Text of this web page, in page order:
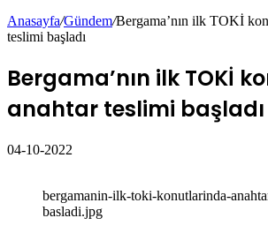
Anasayfa/Gündem/Bergama’nın ilk TOKİ
teslimi başladı
Bergama’nın ilk TOKİ
anahtar teslimi başladı
04-10-2022
bergamanin-ilk-toki-konutlarinda-
basladi.jpg